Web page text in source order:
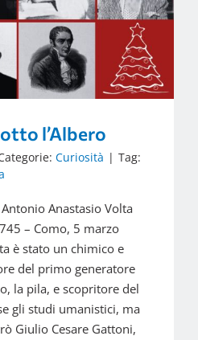
l’Albero
Curiosità | Tag:
Anastasio Volta
– Como, 5 marzo
è stato un chimico e
del primo generatore
la pila, e scopritore del
gli studi umanistici, ma
Giulio Cesare Gattoni,